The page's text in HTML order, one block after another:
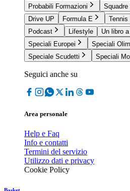
Probabili Formazioni
Squadre
Drive UP
Formula E Tennis
Podcast
Lifestyle
Un libro
Speciali Europei
Speciali
Speciale Scudetti
Speciali
Seguici anche su
Area personale
Help e Faq
Info e contatti
Termini del servizio
Utilizzo dati e privacy
Cookie Policy